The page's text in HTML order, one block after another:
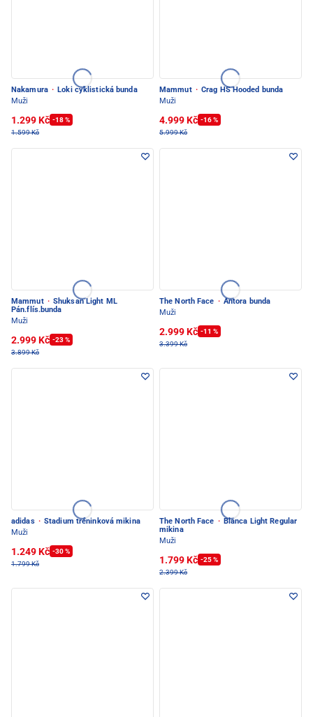
Nakamura · Loki cyklistická bunda
Muži
1.299 Kč -18 %
1.599 Kč
Mammut · Crag HS Hooded bunda
Muži
4.999 Kč -16 %
5.999 Kč
Mammut · Shuksan Light ML
Pán.flís.bunda
Muži
2.999 Kč -23 %
3.899 Kč
The North Face · Antora bunda
Muži
2.999 Kč -11 %
3.399 Kč
adidas · Stadium tréninková mikina
Muži
1.249 Kč -30 %
1.799 Kč
The North Face · Blanca Light Regular
mikina
Muži
1.799 Kč -25 %
2.399 Kč